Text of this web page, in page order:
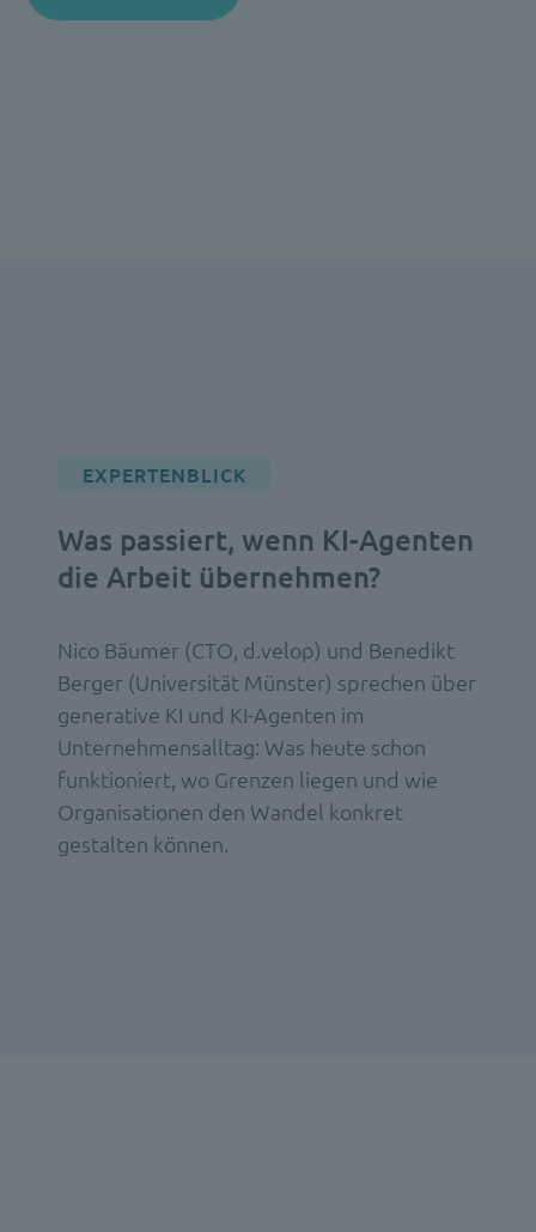
EXPERTENBLICK
Was passiert, wenn KI-Agenten
die Arbeit übernehmen?
Nico Bäumer (CTO, d.velop) und Benedikt
Berger (Universität Münster) sprechen über
generative KI und KI-Agenten im
Unternehmensalltag: Was heute schon
funktioniert, wo Grenzen liegen und wie
Organisationen den Wandel konkret
gestalten können.